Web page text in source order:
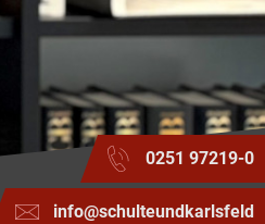
0251 97219-0
info@schulteundkarlsfeld